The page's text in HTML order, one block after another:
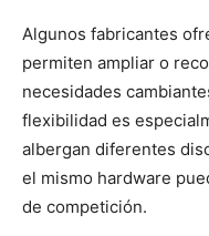
Algunos fabricantes
permiten ampliar o
necesidades
flexibilidad es
albergan diferentes
el mismo hardware
de competición.